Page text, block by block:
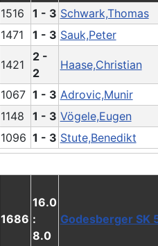
1516 1 - 3 Schwark,Thomas
1471 1 - 3 Sauk,Peter
1421
2 -
2
Haase,Christian
1067 1 - 3 Adrovic,Munir
1148 1 - 3 Vögele,Eugen
1096 1 - 3 Stute,Benedikt
1686
16.0
:
8.0
Godesberger SK